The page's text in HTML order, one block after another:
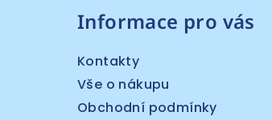
Informace pro vás
Kontakty
Vše o nákupu
Obchodní podmínky